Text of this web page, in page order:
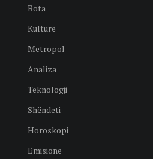
Bota
Kulturë
Metropol
Analiza
Teknologji
Shëndeti
Horoskopi
Emisione